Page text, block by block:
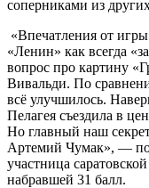
соперниками из
«Впечатления от
«Ленин» как всегда
вопрос про картину
Вивальди. По
всё улучшилось.
Пелагея съездила в
Но главный наш
Артемий Чумак», —
участница
набравшей 31 балл.